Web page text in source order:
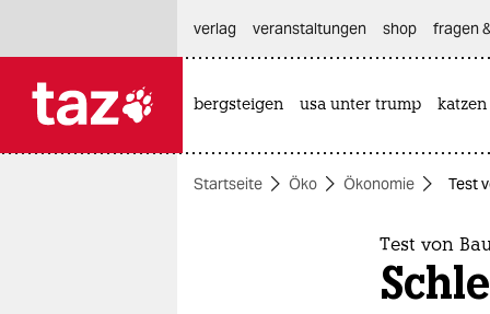
themen
verlag
veranstaltungen shop fragen
bergsteigen usa unter trump katzen
Startseite Öko Ökonomie Test
Test von